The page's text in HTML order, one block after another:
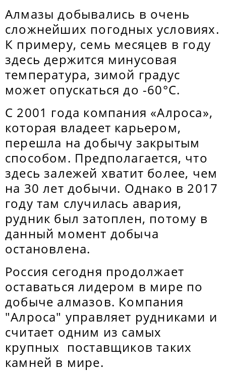
Алмазы добывались в очень
сложнейших погодных условиях.
К примеру, семь месяцев в году
здесь держится минусовая
температура, зимой градус
может опускаться до -60°C.
С 2001 года компания «Алроса»,
которая владеет карьером,
перешла на добычу закрытым
способом. Предполагается, что
здесь залежей хватит более, чем
на 30 лет добычи. Однако в 2017
году там случилась авария,
рудник был затоплен, потому в
данный момент добыча
остановлена.
Россия сегодня продолжает
оставаться лидером в мире по
добыче алмазов. Компания
"Алроса" управляет рудниками и
считает одним из самых
крупных поставщиков таких
камней в мире.